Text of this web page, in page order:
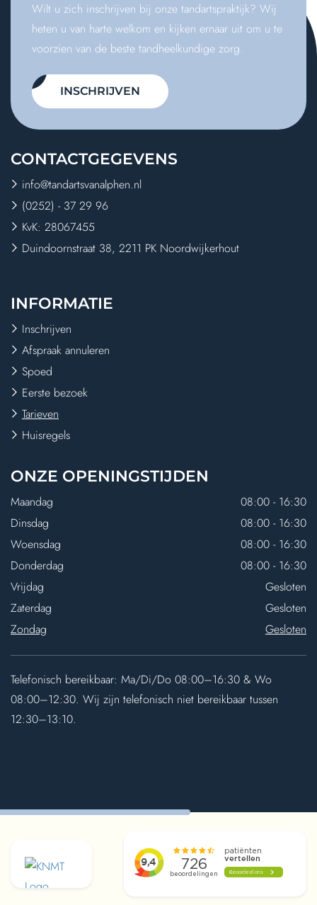
Wilt u zich inschrijven bij onze tandartspraktijk? Wij
heten u van harte welkom en kijken ernaar uit om u te
voorzien van de beste tandheelkundige zorg.
INSCHRIJVEN
CONTACTGEGEVENS
info@tandartsvanalphen.nl
(0252) - 37 29 96
KvK: 28067455
Duindoornstraat 38, 2211 PK Noordwijkerhout
INFORMATIE
Inschrijven
Afspraak annuleren
Spoed
Eerste bezoek
Tarieven
Huisregels
ONZE OPENINGSTIJDEN
Maandag
08:00 - 16:30
Dinsdag
08:00 - 16:30
Woensdag
08:00 - 16:30
Donderdag
08:00 - 16:30
Vrijdag
Gesloten
Zaterdag
Gesloten
Zondag
Gesloten
Telefonisch bereikbaar: Ma/Di/Do 08:00–16:30 & Wo
08:00–12:30. Wij zijn telefonisch niet bereikbaar tussen
12:30–13:10.